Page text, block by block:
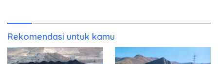
Rekomendasi untuk kamu